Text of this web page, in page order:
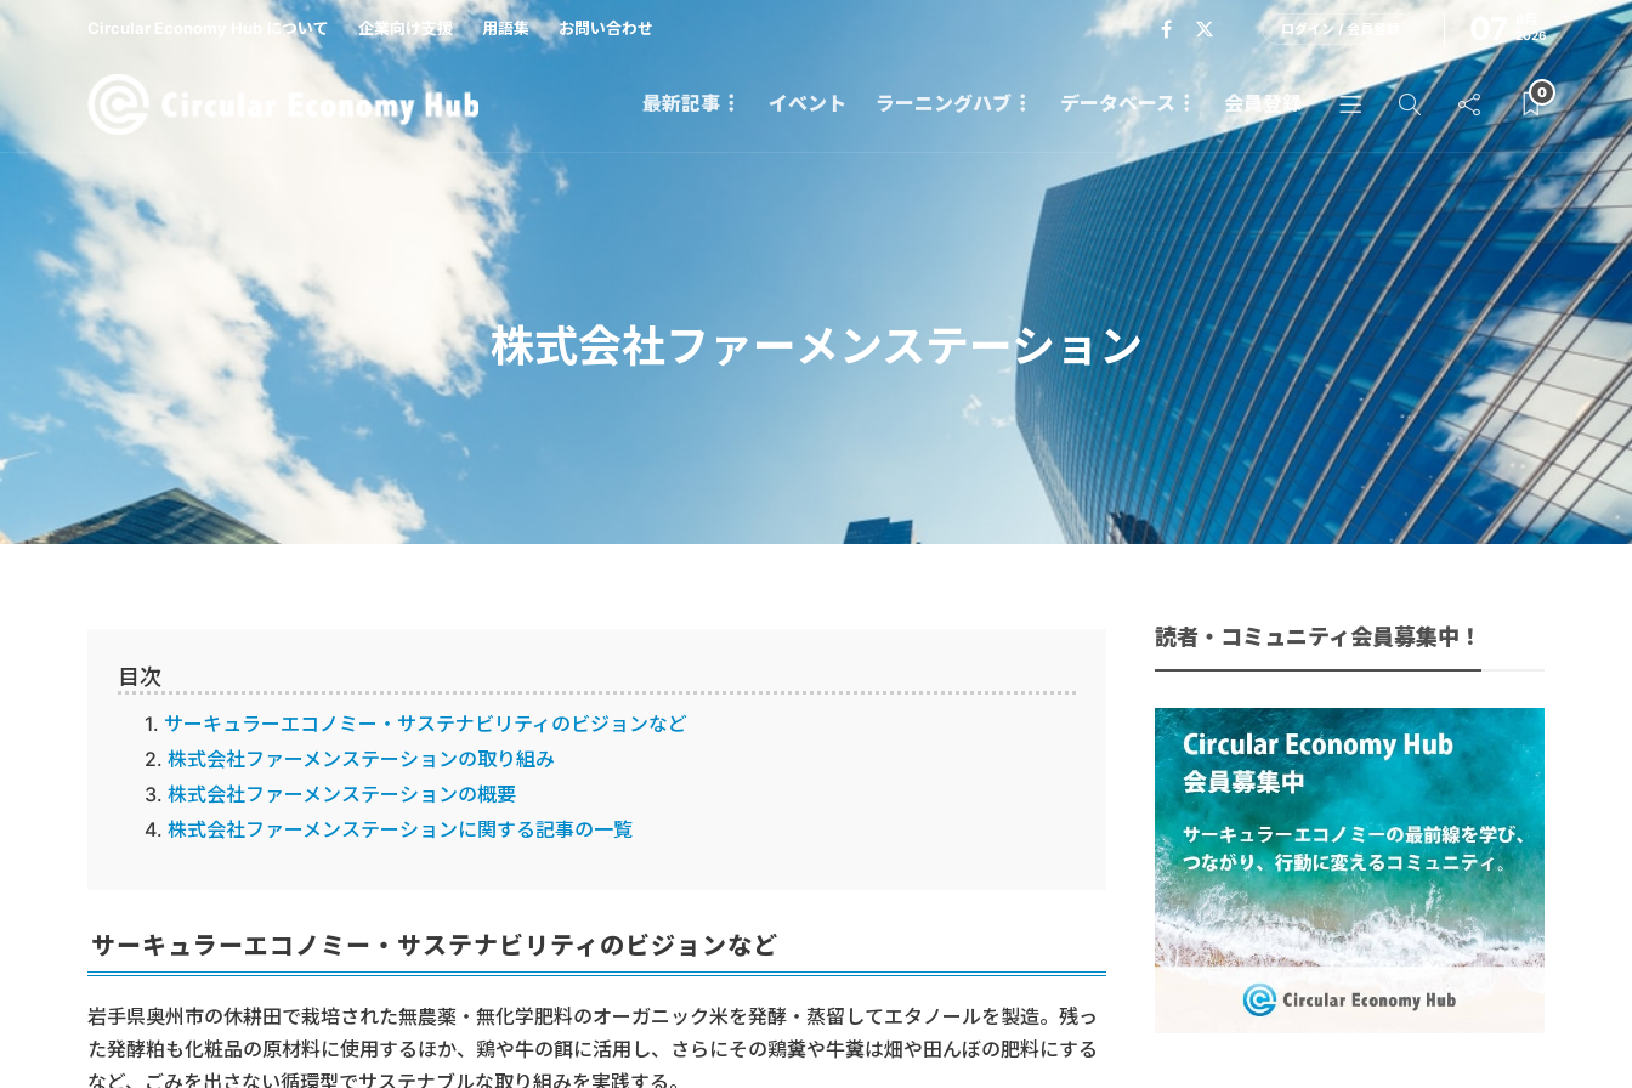
Circular Economy Hub について 企業向け支援 用語集 お問い合わせ ログイン / 会員登録 2026
最新記事 イベント ラーニングハブ データベース 会員登録 0
株式会社ファーメンステーション
目次
サーキュラーエコノミー・サステナビリティのビジョンなど
株式会社ファーメンステーションの取り組み
株式会社ファーメンステーションの概要
株式会社ファーメンステーションに関する記事の一覧
サーキュラーエコノミー・サステナビリティのビジョンなど
岩手県奥州市の休耕田で栽培された無農薬・無化学肥料のオーガニック米を発酵・蒸留してエタノールを製造。残っ
た発酵粕も化粧品の原材料に使用するほか、鶏や牛の餌に活用し、さらにその鶏糞や牛糞は畑や田んぼの肥料にする
など、ごみを出さない循環型でサステナブルな取り組みを実践する。
読者・コミュニティ会員募集中！